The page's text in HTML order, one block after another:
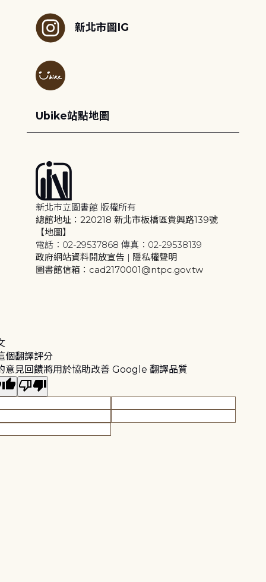
新北市圖IG
Ubike站點地圖
新北市立圖書館 版權所有
總館地址：220218 新北市板橋區貴興路139號
【地圖】
電話：02-29537868 傳真：02-29538139
政府網站資料開放宣告 | 隱私權聲明
圖書館信箱：cad2170001@ntpc.gov.tw
個翻譯評分
意見回饋將用於協助改善 Google 翻譯品質